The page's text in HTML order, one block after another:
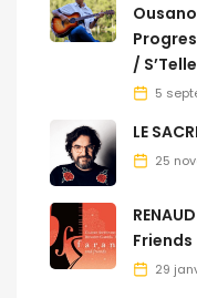
/ S’Telle
5
LE
25
Friends
29